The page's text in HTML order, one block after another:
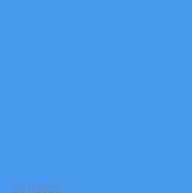
21/1/2023